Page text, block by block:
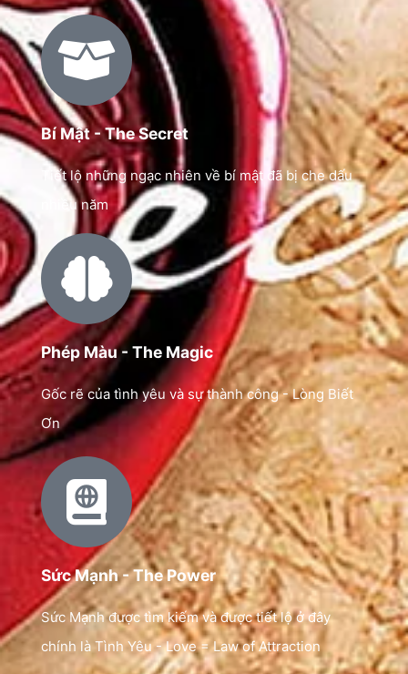
Bí Mật - The Secret
Tiết lộ những ngạc nhiên về bí mật đã bị che dấu
nhiều năm
Phép Màu - The Magic
Gốc rẽ của tình yêu và sự thành công - Lòng Biết
Ơn
Sức Mạnh - The Power
Sức Mạnh được tìm kiếm và được tiết lộ ở đây
chính là Tình Yêu - Love = Law of Attraction